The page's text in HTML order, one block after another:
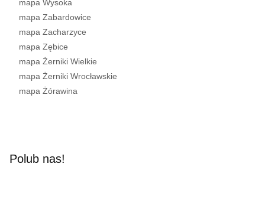
mapa Wysoka
mapa Zabardowice
mapa Zacharzyce
mapa Zębice
mapa Żerniki Wielkie
mapa Żerniki Wrocławskie
mapa Żórawina
Polub nas!